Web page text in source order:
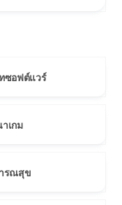
ซอฟต์แวร์
เกม
รณสุข